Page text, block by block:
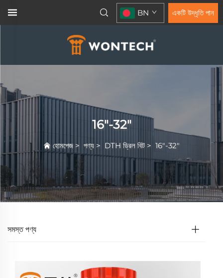
BN একটি উদ্ধৃতি পান
16"-32"
হোমপেজ > পণ্য > DTH ড্রিল বিট > 16"-32"
সমস্ত পণ্য